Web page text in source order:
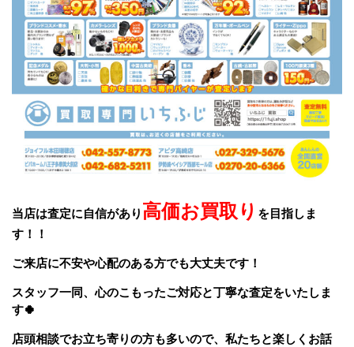
当店は査定に自信があり 高価お買取り を目指しま
す！！
ご来店に不安や心配のある方でも大丈夫です！
スタッフ一同、心のこもったご対応と丁寧な査定をいたしま
す🍀
店頭相談でお立ち寄りの方も多いので、私たちと楽しくお話